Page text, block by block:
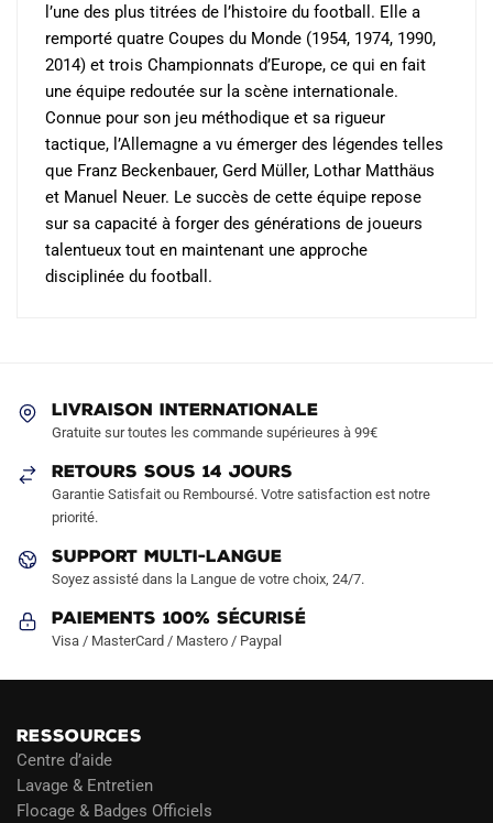
l’une des plus titrées de l’histoire du football. Elle a
remporté quatre Coupes du Monde (1954, 1974, 1990,
2014) et trois Championnats d’Europe, ce qui en fait
une équipe redoutée sur la scène internationale.
Connue pour son jeu méthodique et sa rigueur
tactique, l’Allemagne a vu émerger des légendes telles
que Franz Beckenbauer, Gerd Müller, Lothar Matthäus
et Manuel Neuer. Le succès de cette équipe repose
sur sa capacité à forger des générations de joueurs
talentueux tout en maintenant une approche
disciplinée du football.
LIVRAISON INTERNATIONALE
Gratuite sur toutes les commande supérieures à 99€
RETOURS SOUS 14 JOURS
Garantie Satisfait ou Remboursé. Votre satisfaction est notre
priorité.
SUPPORT MULTI-LANGUE
Soyez assisté dans la Langue de votre choix, 24/7.
Paiements 100% Sécurisé
Visa / MasterCard / Mastero / Paypal
RESSOURCES
Centre d’aide
Lavage & Entretien
Flocage & Badges Officiels